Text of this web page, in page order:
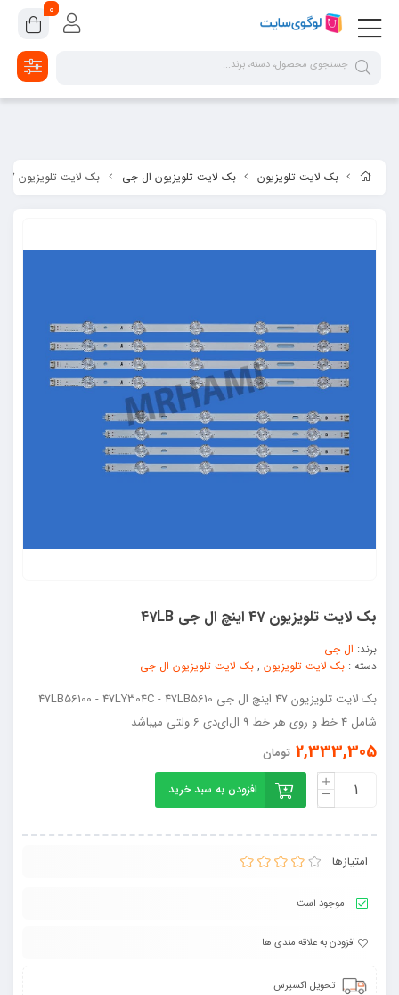
google-site-verification=2dpsKhLIIAHaFZv7ls8lTUR9x1vsg8CYawLf8yMaX1s
بک لایت تلویزیون بک لایت تلویزیون ال جی بک لایت تلویزیون 47 اینچ ال جی 47LB
بک لایت تلویزیون 47 اینچ ال جی 47LB
برند: ال جی
دسته : بک لایت تلویزیون , بک لایت تلویزیون ال جی
بک لایت تلویزیون 47 اینچ ال جی 47LB56100 - 47LY304C - 47LB5610
شامل 4 خط و روی هر خط 9 ال‌ای‌دی 6 ولتی میباشد
2,333,305 تومان
افزودن به سبد خرید
امتیازها
موجود است
افزودن به علاقه مندی ها
تحویل اکسپرس
0